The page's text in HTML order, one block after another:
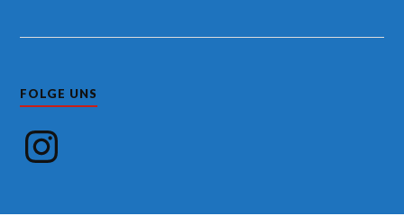
FOLGE UNS
Instagram